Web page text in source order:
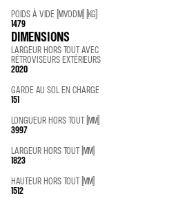
POIDS À VIDE (MVODM) (KG)
1479
DIMENSIONS
LARGEUR HORS TOUT AVEC
RÉTROVISEURS EXTÉRIEURS
2020
GARDE AU SOL EN CHARGE
151
LONGUEUR HORS TOUT (MM)
3997
LARGEUR HORS TOUT (MM)
1823
HAUTEUR HORS TOUT (MM)
1512